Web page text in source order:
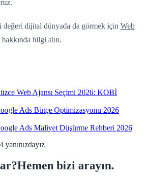
dijital dünyada da görmek için Web
hakkında bilgi alın.
Web Ajansı Seçimi 2026: KOBİ
Ads Bütçe Optimizasyonu 2026
Ads Maliyet Düşürme Rehberi 2026
Hemen bizi arayın.